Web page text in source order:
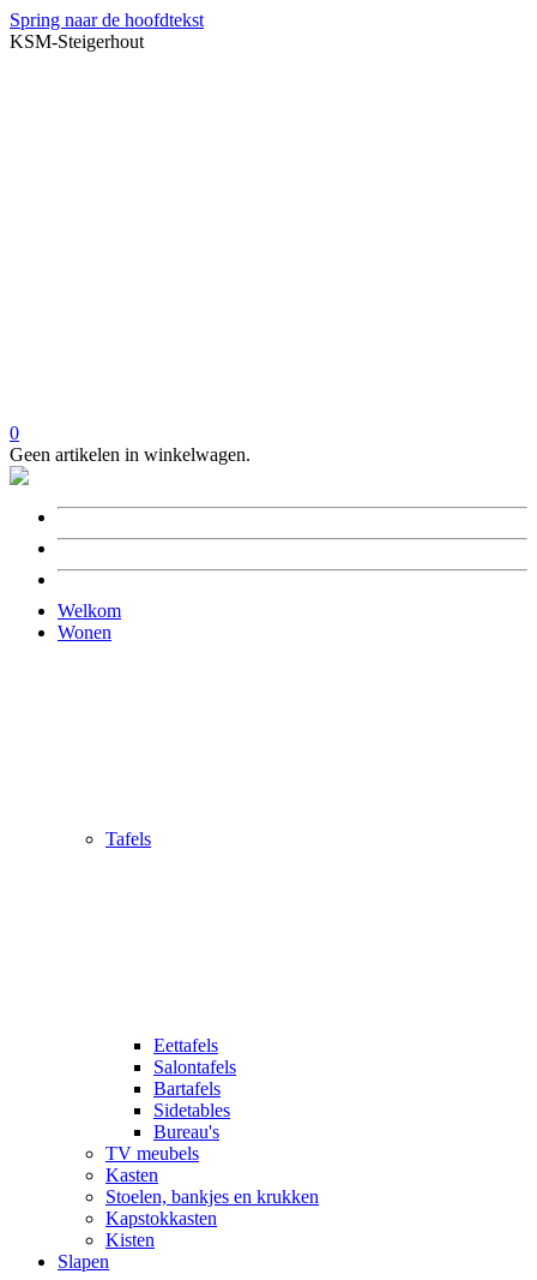
Spring naar de hoofdtekst
KSM-Steigerhout
0
Geen artikelen in winkelwagen.
Welkom
Wonen
Tafels
Eettafels
Salontafels
Bartafels
Sidetables
Bureau's
TV meubels
Kasten
Stoelen, bankjes en krukken
Kapstokkasten
Kisten
Slapen